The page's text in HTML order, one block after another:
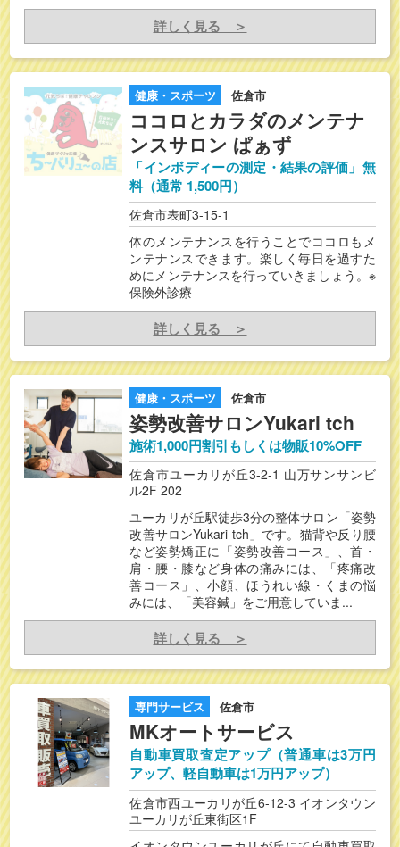
詳しく見る ＞
健康・スポーツ 佐倉市
ココロとカラダのメンテナ
ンスサロン ぱぁず
「インボディーの測定・結果の評価」無
料（通常 1,500円）
佐倉市表町3-15-1
体のメンテナンスを行うことでココロもメ
ンテナンスできます。楽しく毎日を過すた
めにメンテナンスを行っていきましょう。※
保険外診療
詳しく見る ＞
健康・スポーツ 佐倉市
姿勢改善サロンYukari tch
施術1,000円割引もしくは物販10%OFF
佐倉市ユーカリが丘3-2-1 山万サンサンビ
ル2F 202
ユーカリが丘駅徒歩3分の整体サロン「姿勢
改善サロンYukari tch」です。猫背や反り腰
など姿勢矯正に「姿勢改善コース」、首・
肩・腰・膝など身体の痛みには、「疼痛改
善コース」、小顔、ほうれい線・くまの悩
みには、「美容鍼」をご用意していま...
詳しく見る ＞
専門サービス 佐倉市
MKオートサービス
自動車買取査定アップ（普通車は3万円
アップ、軽自動車は1万円アップ）
佐倉市西ユーカリが丘6-12-3 イオンタウン
ユーカリが丘東街区1F